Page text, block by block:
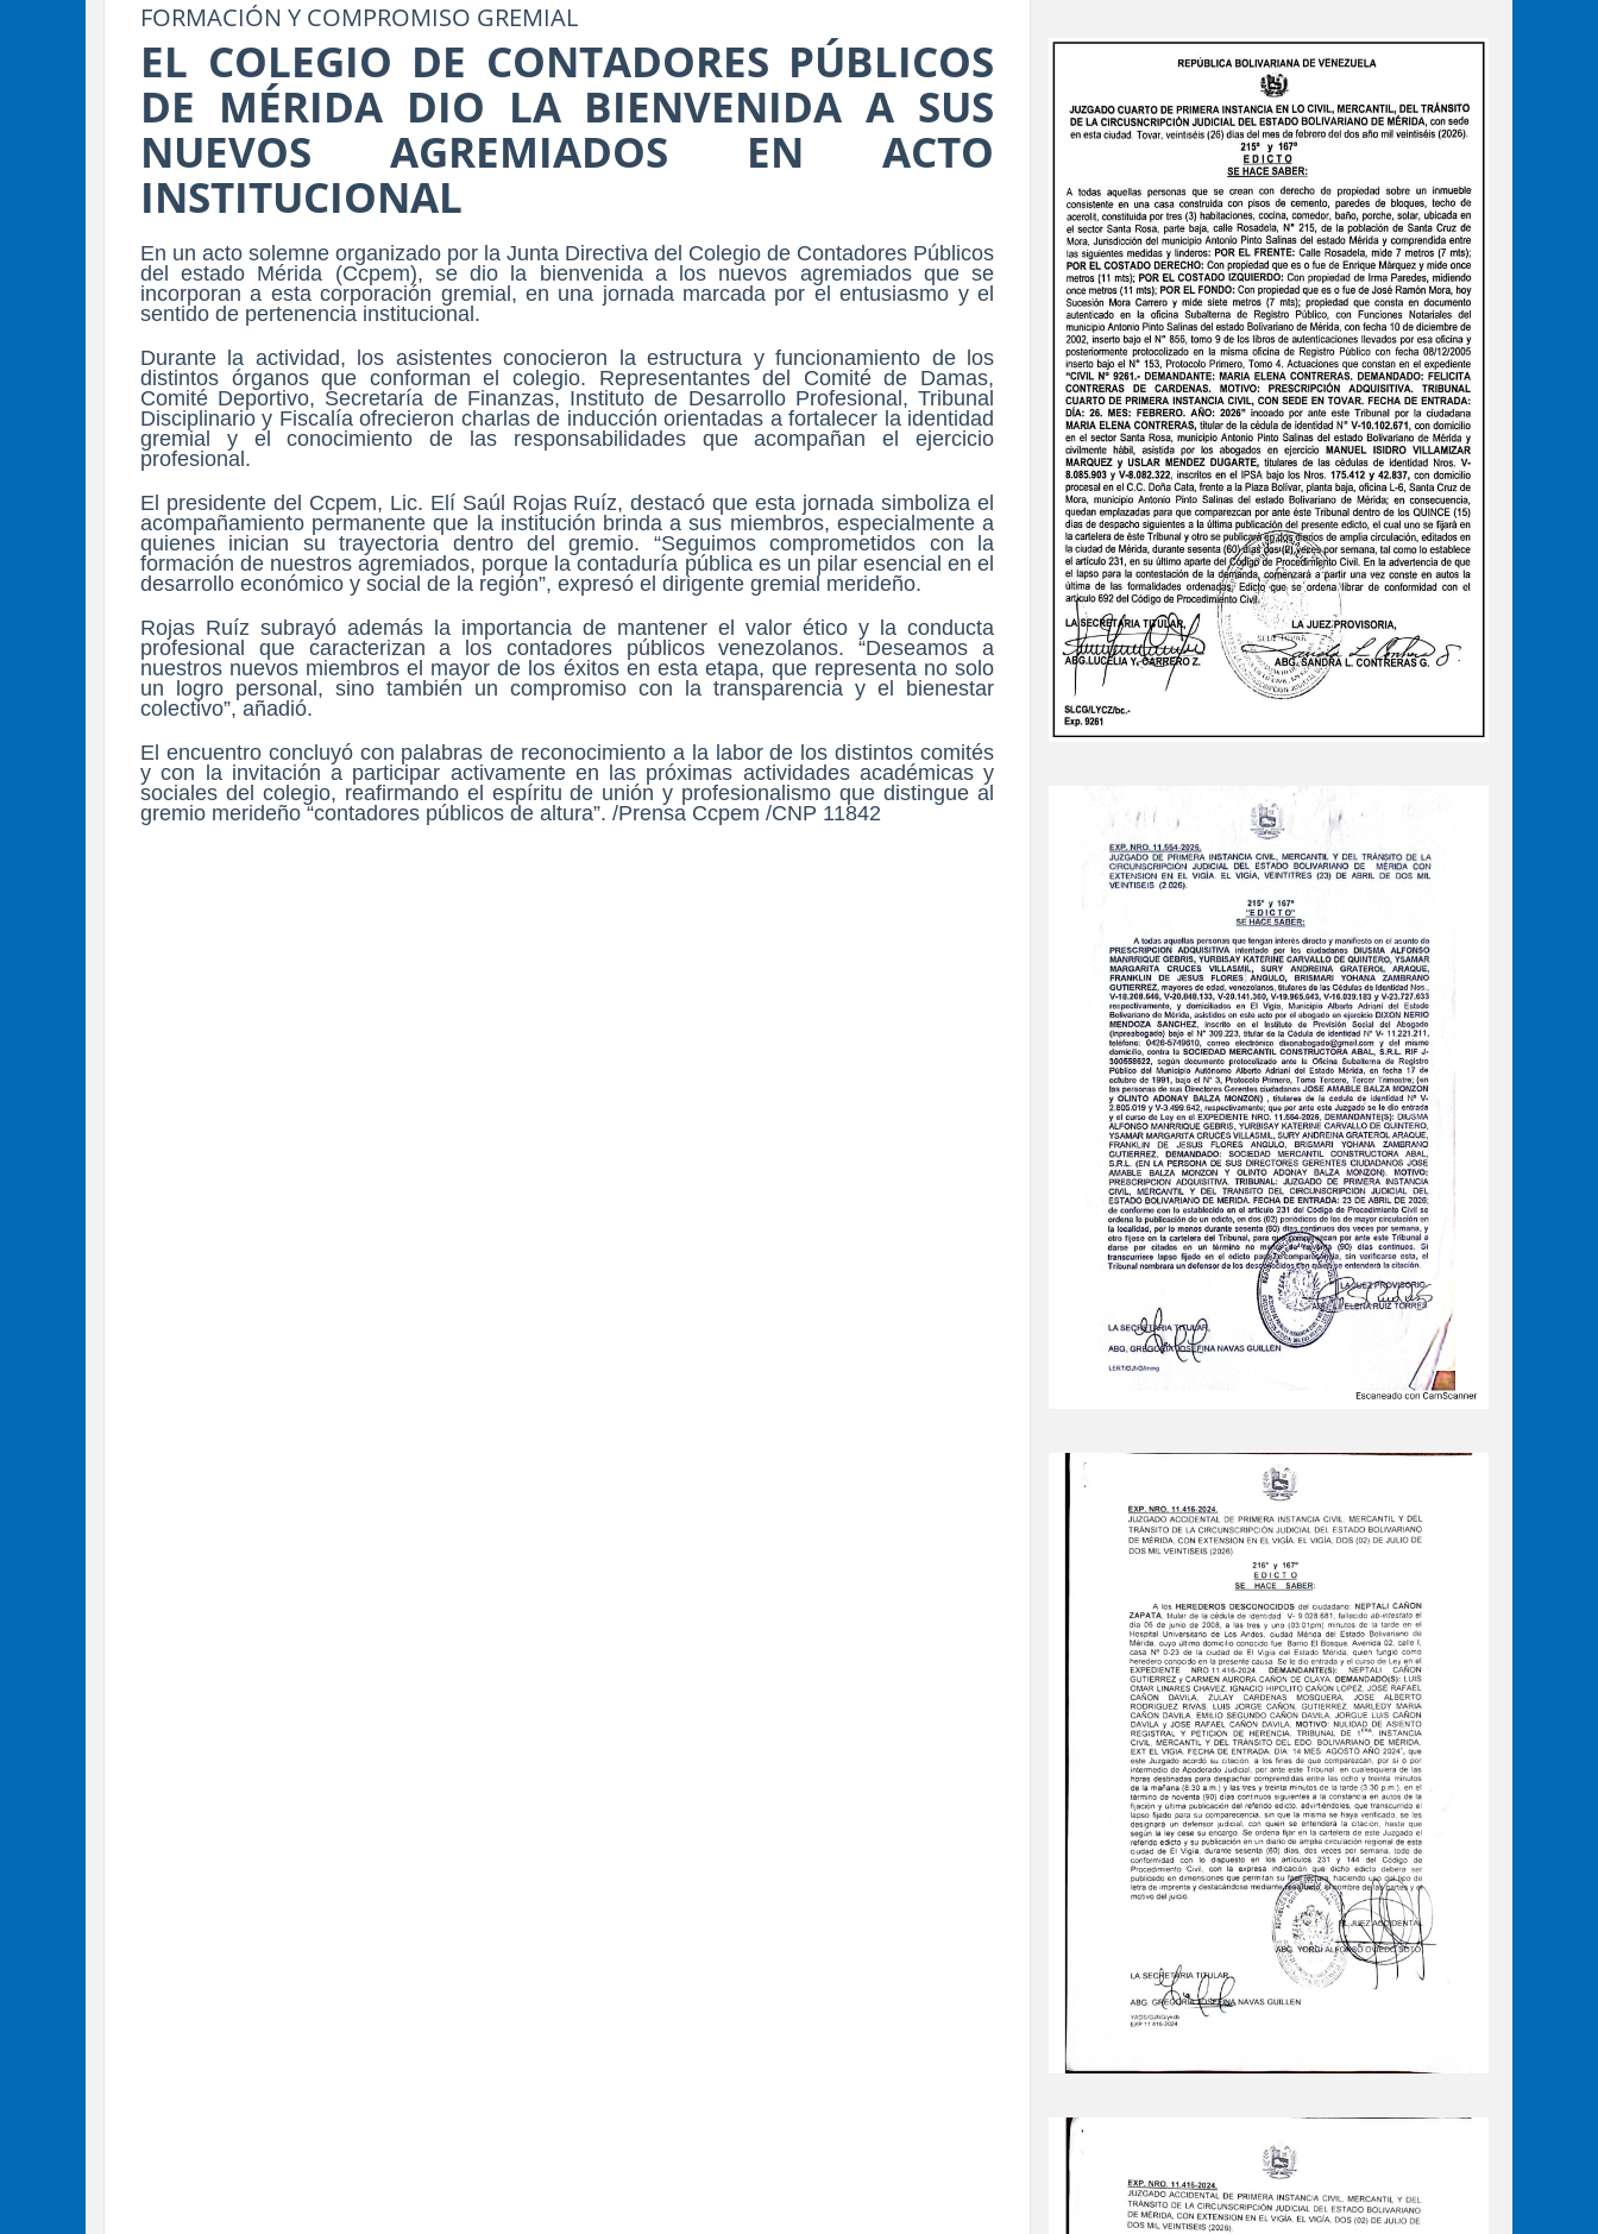
FORMACIÓN Y COMPROMISO GREMIAL
EL COLEGIO DE CONTADORES PÚBLICOS
DE MÉRIDA DIO LA BIENVENIDA A SUS
NUEVOS AGREMIADOS EN ACTO
INSTITUCIONAL
En un acto solemne organizado por la Junta Directiva del Colegio de Contadores Públicos
del estado Mérida (Ccpem), se dio la bienvenida a los nuevos agremiados que se
incorporan a esta corporación gremial, en una jornada marcada por el entusiasmo y el
sentido de pertenencia institucional.
Durante la actividad, los asistentes conocieron la estructura y funcionamiento de los
distintos órganos que conforman el colegio. Representantes del Comité de Damas,
Comité Deportivo, Secretaría de Finanzas, Instituto de Desarrollo Profesional, Tribunal
Disciplinario y Fiscalía ofrecieron charlas de inducción orientadas a fortalecer la identidad
gremial y el conocimiento de las responsabilidades que acompañan el ejercicio
profesional.
El presidente del Ccpem, Lic. Elí Saúl Rojas Ruíz, destacó que esta jornada simboliza el
acompañamiento permanente que la institución brinda a sus miembros, especialmente a
quienes inician su trayectoria dentro del gremio. “Seguimos comprometidos con la
formación de nuestros agremiados, porque la contaduría pública es un pilar esencial en el
desarrollo económico y social de la región”, expresó el dirigente gremial merideño.
Rojas Ruíz subrayó además la importancia de mantener el valor ético y la conducta
profesional que caracterizan a los contadores públicos venezolanos. “Deseamos a
nuestros nuevos miembros el mayor de los éxitos en esta etapa, que representa no solo
un logro personal, sino también un compromiso con la transparencia y el bienestar
colectivo”, añadió.
El encuentro concluyó con palabras de reconocimiento a la labor de los distintos comités
y con la invitación a participar activamente en las próximas actividades académicas y
sociales del colegio, reafirmando el espíritu de unión y profesionalismo que distingue al
gremio merideño “contadores públicos de altura”. /Prensa Ccpem /CNP 11842